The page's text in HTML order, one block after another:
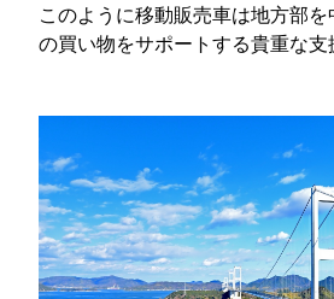
このように移動販売車は地方部
の買い物をサポートする貴重な支